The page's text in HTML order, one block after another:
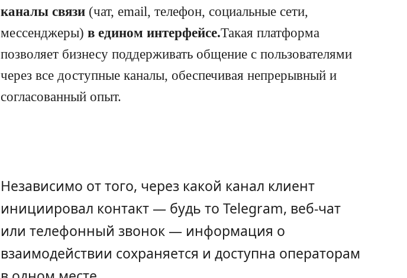
каналы связи (чат, email, телефон, социальные сети,
мессенджеры) в едином интерфейсе.Такая платформа
позволяет бизнесу поддерживать общение с пользователями
через все доступные каналы, обеспечивая непрерывный и
согласованный опыт.
Независимо от того, через какой канал клиент
инициировал контакт — будь то Telegram, веб-чат
или телефонный звонок — информация о
взаимодействии сохраняется и доступна операторам